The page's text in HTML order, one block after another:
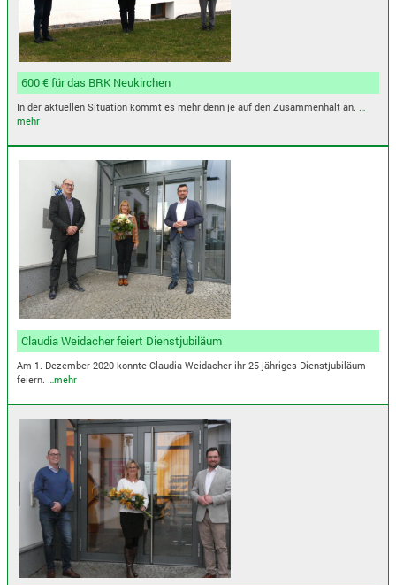
600 € für das BRK Neukirchen
In der aktuellen Situation kommt es mehr denn je auf den Zusammenhalt an.…
mehr
Claudia Weidacher feiert Dienstjubiläum
Am 1. Dezember 2020 konnte Claudia Weidacher ihr 25-jähriges Dienstjubiläum
feiern.…mehr